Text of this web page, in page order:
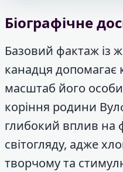
Біографічне
Базовий фактаж із
канадця допомагає
масштаб його
коріння родини
глибокий вплив на
світогляду, адже
творчому та